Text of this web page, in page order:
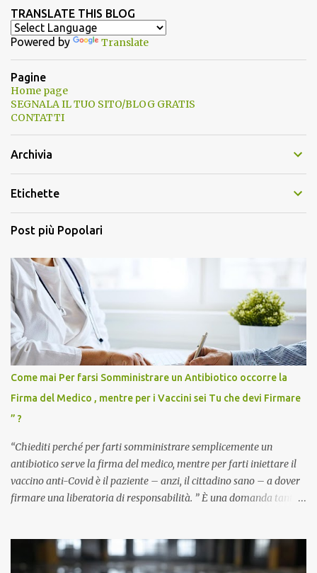
TRANSLATE THIS BLOG
Powered by Translate
Pagine
Home page
SEGNALA IL TUO SITO/BLOG GRATIS
CONTATTI
Archivia
Etichette
Post più Popolari
Come mai Per farsi Somministrare un Antibiotico occorre la
Firma del Medico , mentre per i Vaccini sei Tu che devi Firmare
” ?
“Chiediti perché per farti somministrare semplicemente un
antibiotico serve la firma del medico, mentre per farti iniettare il
vaccino anti-Covid è il paziente – anzi, il cittadino sano – a dover
firmare una liberatoria di responsabilità. ” È una domanda tanto
pandemia. Un interrogativo che dovrebbe scuotere chiunque abbia
ancora il coraggio di pensare con la propria testa. Per il vaccino